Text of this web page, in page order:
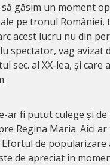
găsim un moment
pe tronul
acest lucru nu din
spectator, vag avizat
sec. al XX-lea, și
ar fi putut culege și
Regina Maria. Aici
de popularizare
de apreciat în